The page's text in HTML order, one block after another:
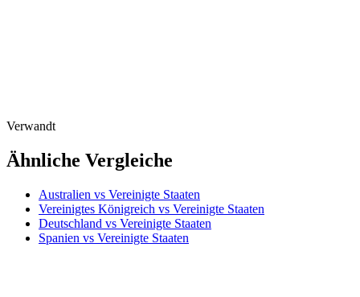
Verwandt
Ähnliche Vergleiche
Australien vs Vereinigte Staaten
Vereinigtes Königreich vs Vereinigte Staaten
Deutschland vs Vereinigte Staaten
Spanien vs Vereinigte Staaten